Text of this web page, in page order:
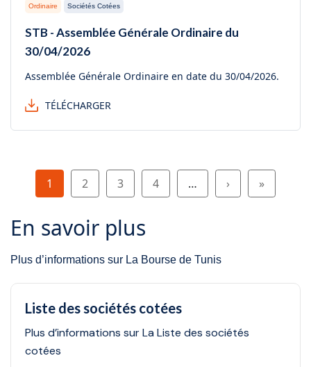
Ordinaire Sociétés Cotées
STB - Assemblée Générale Ordinaire du
30/04/2026
Assemblée Générale Ordinaire en date du 30/04/2026.
TÉLÉCHARGER
Pagination
Page
1 Page
2 Page
3 Page
4 … Page suivante
› Dernière
»
En savoir plus
Plus d’informations sur La Bourse de Tunis
Liste des sociétés cotées
Plus d’informations sur La Liste des sociétés
cotées